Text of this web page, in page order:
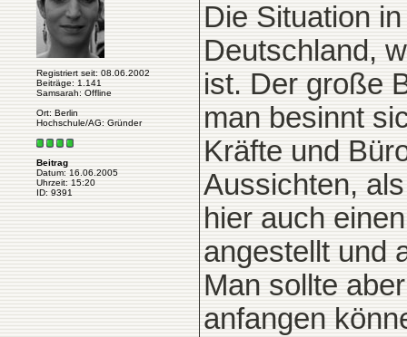
Registriert seit: 08.06.2002
Beiträge: 1.141
Samsarah: Offline
Ort: Berlin
Hochschule/AG: Gründer
Beitrag
Datum: 16.06.2005
Uhrzeit: 15:20
ID: 9391
Die Situation
Deutschland,
ist. Der große
man besinnt
Kräfte und
Aussichten,
hier auch
angestellt und
Man sollte
anfangen